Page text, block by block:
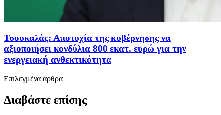
Τσουκαλάς: Αποτυχία της κυβέρνησης να
αξιοποιήσει κονδύλια 800 εκατ. ευρώ για την
ενεργειακή ανθεκτικότητα
Επιλεγμένα άρθρα
Διαβάστε επίσης